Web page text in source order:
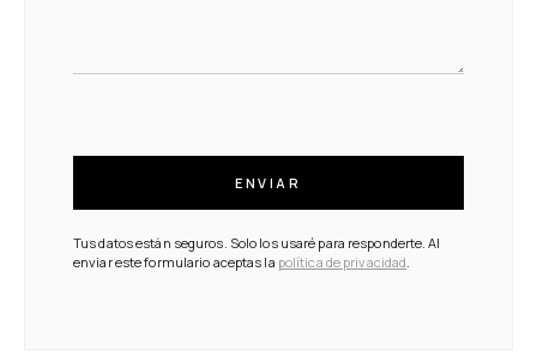
ENVIAR
Tus datos están seguros. Solo los usaré para responderte. Al
enviar este formulario aceptas la política de privacidad.